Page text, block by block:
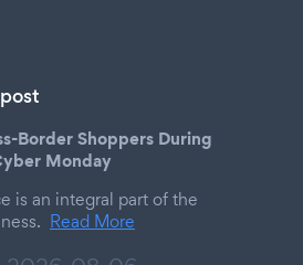
Border Shoppers During
Monday
is an integral part of the
Read More